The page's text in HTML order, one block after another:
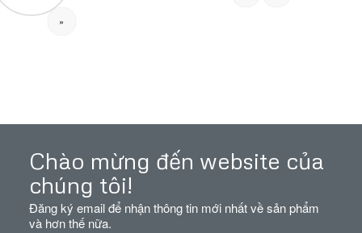
»
Chào mừng đến website của
chúng tôi!
Đăng ký email để nhận thông tin mới nhất về sản phẩm
và hơn thế nữa.